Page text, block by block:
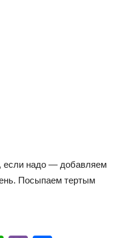
если надо — добавляем
Посыпаем тертым